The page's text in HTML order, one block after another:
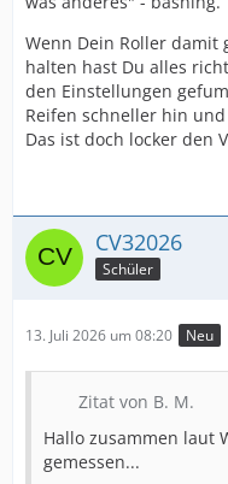
Wenn Dein Roller
halten hast Du alles
den Einstellungen
Reifen schneller hin
Das ist doch locker den
CV32026
Schüler
13. Juli 2026 um 08:20 Neu
Zitat von B. M.
Hallo zusammen laut
gemessen...